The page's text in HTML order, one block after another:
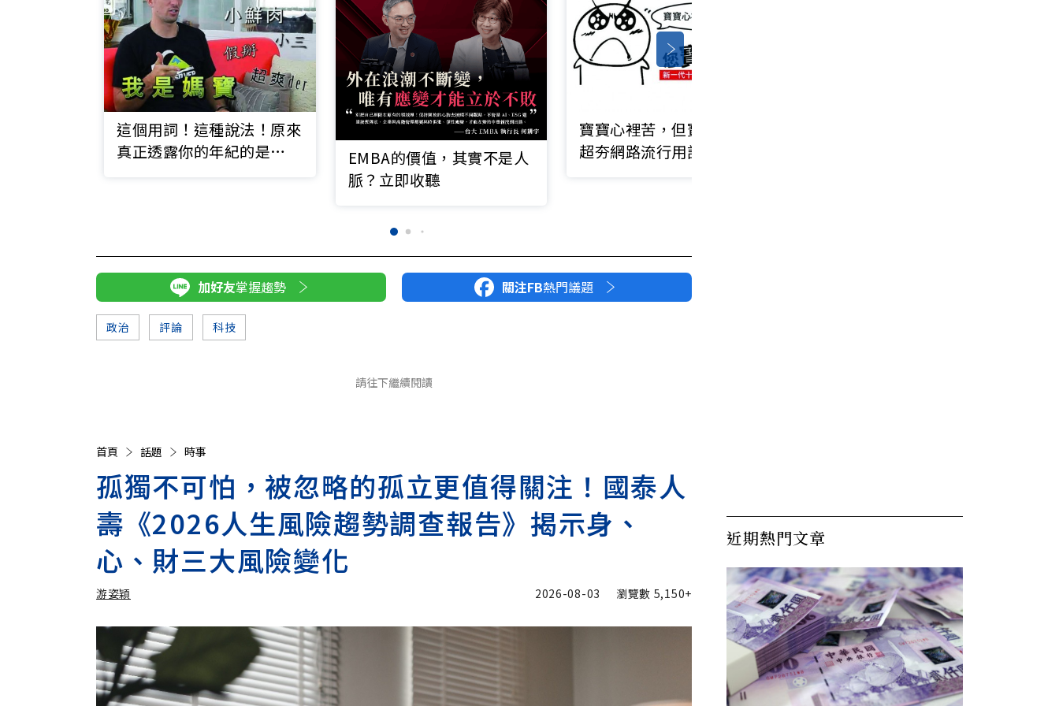
這個用詞！這種說法！原來
真正透露你的年紀的是…
EMBA的價值，其實不是人
脈？立即收聽
寶寶心裡苦，但寶寶不說！
超夯網路流行用語大集合
加好友掌握趨勢 關注FB熱門議題
政治 評論 科技
請往下繼續閱讀
首頁 話題 時事
孤獨不可怕，被忽略的孤立更值得關注！國泰人
壽《2026人生風險趨勢調查報告》揭示身、
心、財三大風險變化
游姿穎
游姿穎 加入追蹤
2026-08-03 瀏覽數 5,150+
近期熱門文章